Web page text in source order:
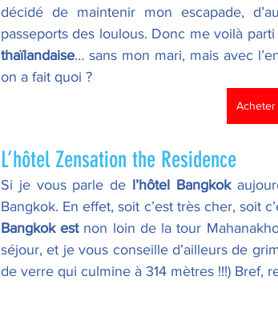
décidé de maintenir mon escapade,
passeports des loulous. Donc me voilà
thaïlandaise… sans mon mari, mais avec
on a fait quoi ?
L’hôtel Zensation the Residence
Si je vous parle de l’hôtel Bangkok
Bangkok. En effet, soit c’est très cher, soit
Bangkok est non loin de la tour
séjour, et je vous conseille d’ailleurs de
de verre qui culmine à 314 mètres !!!) Bref,